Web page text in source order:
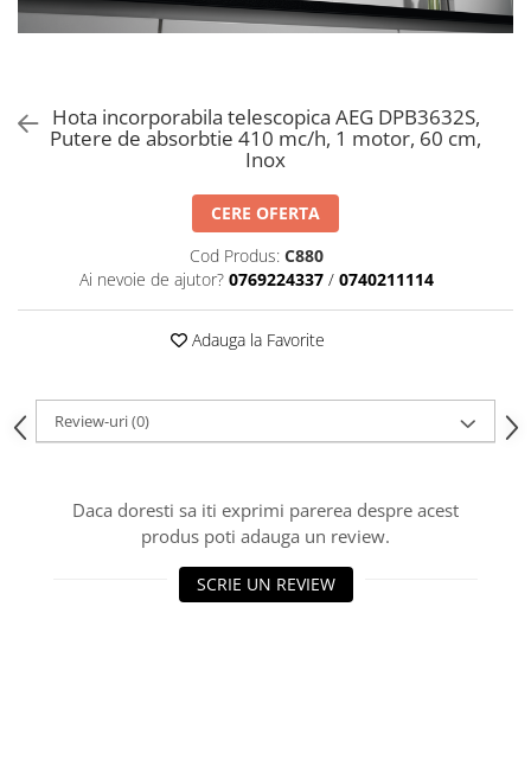
Aspiratoare verticale
Ingrijirea rufelor si a vaselor
Masini de spalat vase
Masini de spalat rufe cu uscator
Hota incorporabila telescopica AEG DPB3632S,
Putere de absorbtie 410 mc/h, 1 motor, 60 cm,
Inox
CERE OFERTA
Cod Produs: C880
Ai nevoie de ajutor? 0769224337 / 0740211114
Adauga la Favorite
Review-uri(0)
Daca doresti sa iti exprimi parerea despre acest
produs poti adauga un review.
SCRIE UN REVIEW